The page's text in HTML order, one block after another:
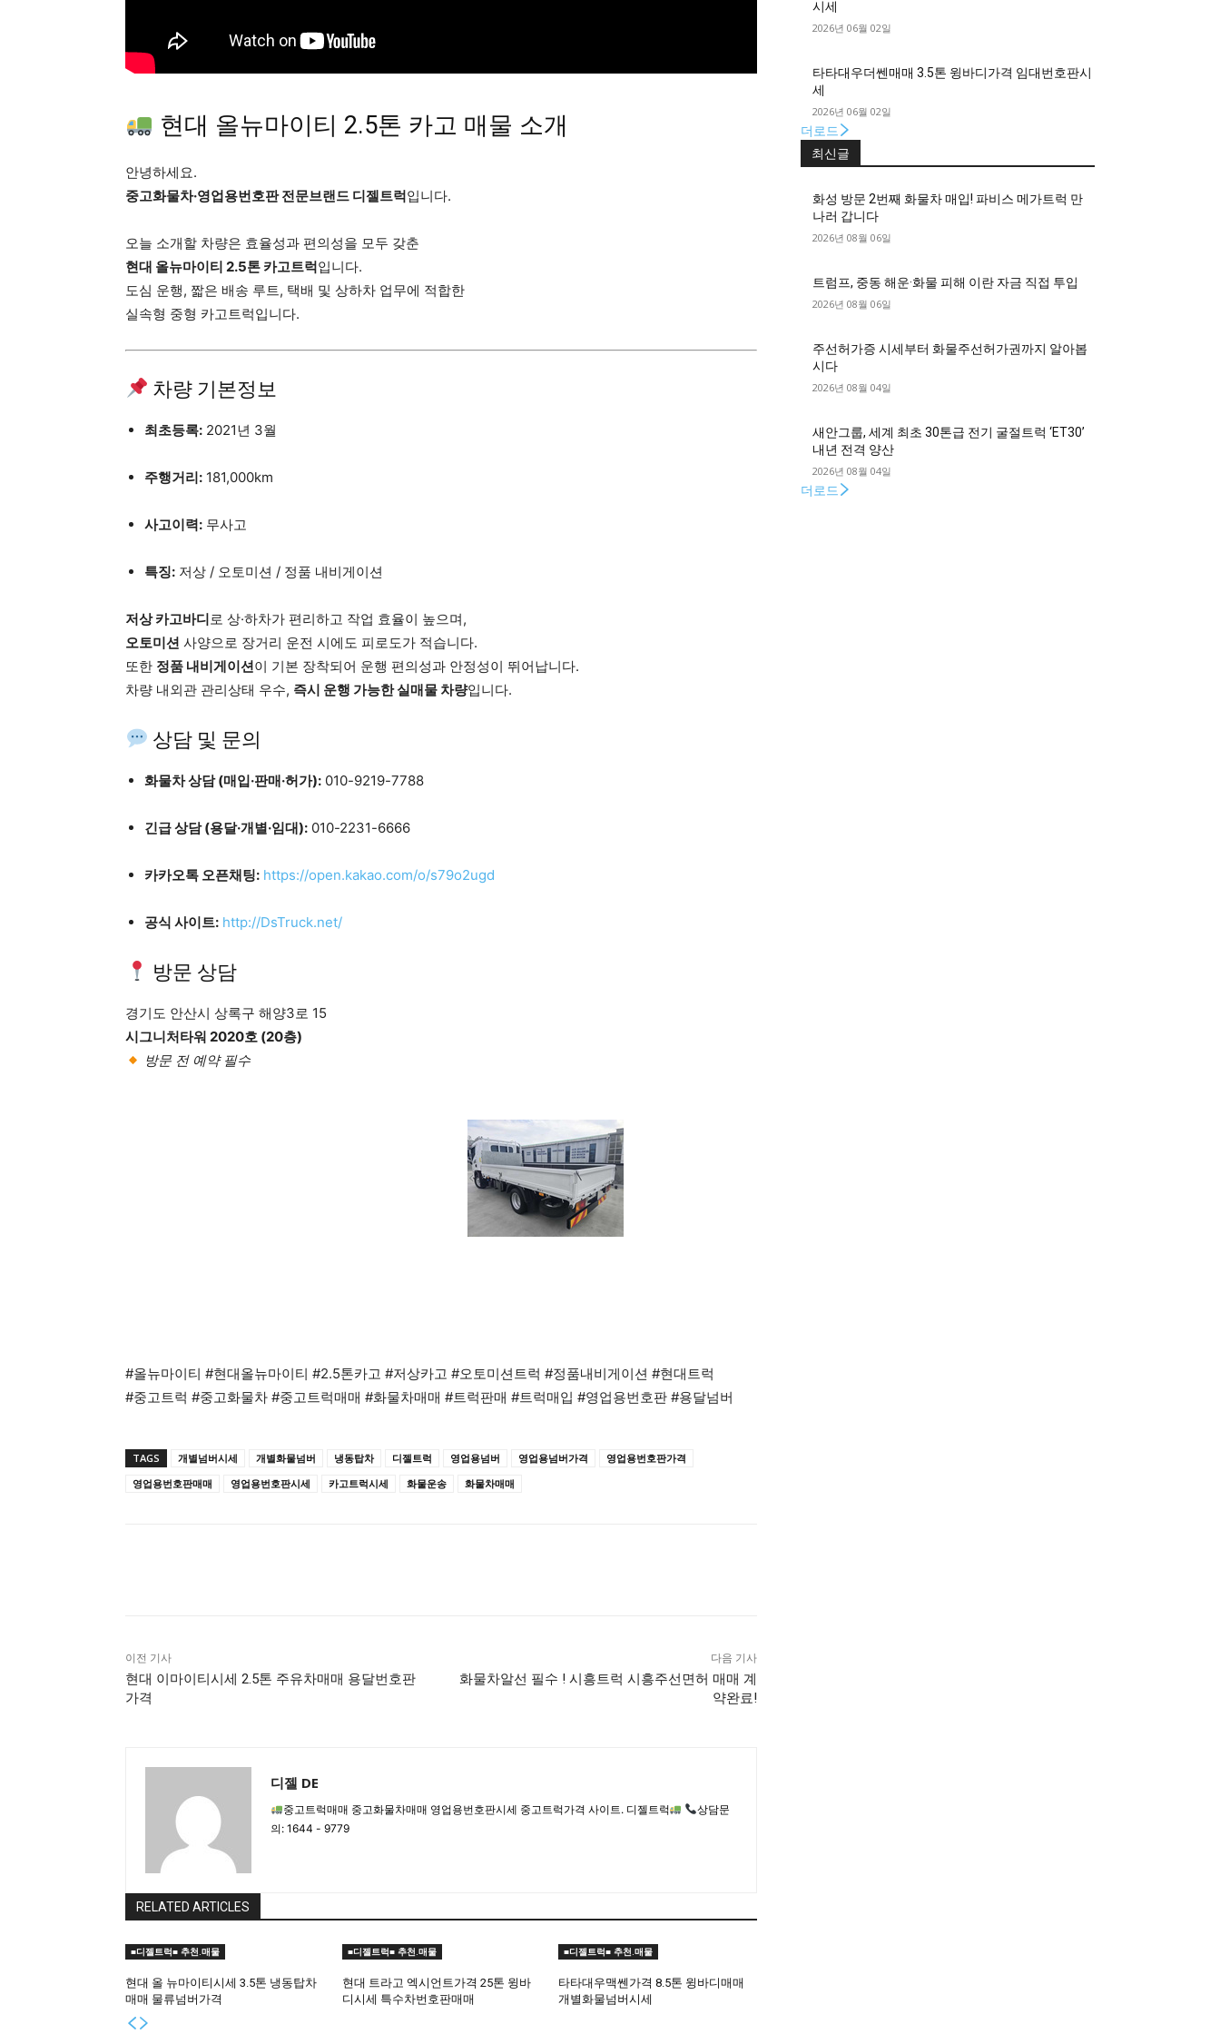
현대 올뉴마이티 2.5톤 카고 매물 소개
안녕하세요.
중고화물차·영업용번호판 전문브랜드 디젤트럭입니다.
오늘 소개할 차량은 효율성과 편의성을 모두 갖춘
현대 올뉴마이티 2.5톤 카고트럭입니다.
도심 운행, 짧은 배송 루트, 택배 및 상하차 업무에 적합한
실속형 중형 카고트럭입니다.
차량 기본정보
최초등록: 2021년 3월
주행거리: 181,000km
사고이력: 무사고
특징: 저상 / 오토미션 / 정품 내비게이션
저상 카고바디로 상·하차가 편리하고 작업 효율이 높으며,
오토미션 사양으로 장거리 운전 시에도 피로도가 적습니다.
또한 정품 내비게이션이 기본 장착되어 운행 편의성과 안정성이 뛰어납니다.
차량 내외관 관리상태 우수, 즉시 운행 가능한 실매물 차량입니다.
상담 및 문의
화물차 상담 (매입·판매·허가): 010-9219-7788
긴급 상담 (용달·개별·임대): 010-2231-6666
카카오톡 오픈채팅: https://open.kakao.com/o/s79o2ugd
공식 사이트: http://DsTruck.net/
방문 상담
경기도 안산시 상록구 해양3로 15
시그니처타워 2020호 (20층)
방문 전 예약 필수
#올뉴마이티 #현대올뉴마이티 #2.5톤카고 #저상카고 #오토미션트럭 #정품내비게이션 #현대트럭
#중고트럭 #중고화물차 #중고트럭매매 #화물차매매 #트럭판매 #트럭매입 #영업용번호판 #용달넘버
TAGS 개별넘버시세 개별화물넘버 냉동탑차 디젤트럭 영업용넘버 영업용넘버가격
영업용번호판가격
영업용번호판매매
영업용번호판시세 카고트럭시세 화물운송 화물차매매
이전 기사
현대 이마이티시세 2.5톤 주유차매매 용달번호판
가격
다음 기사
화물차알선 필수 ! 시흥트럭 시흥주선면허 매매 계
약완료!
디젤 DE
중고트럭매매 중고화물차매매 영업용번호판시세 중고트럭가격 사이트. 디젤트럭
상담문
의: 1644 - 9779
RELATED ARTICLES
■디젤트럭■ 추천.매물
현대 올 뉴마이티시세 3.5톤 냉동탑차
매매 물류넘버가격
■디젤트럭■ 추천.매물
현대 트라고 엑시언트가격 25톤 윙바
디시세 특수차번호판매매
■디젤트럭■ 추천.매물
타타대우맥쎈가격 8.5톤 윙바디매매
개별화물넘버시세
시세
2026년 06월 02일
타타대우더쎈매매 3.5톤 윙바디가격 임대번호판시
세
2026년 06월 02일
더로드
최신글
화성 방문 2번째 화물차 매입! 파비스 메가트럭 만
나러 갑니다
2026년 08월 06일
트럼프, 중동 해운·화물 피해 이란 자금 직접 투입
2026년 08월 06일
주선허가증 시세부터 화물주선허가권까지 알아봅
시다
2026년 08월 04일
새안그룹, 세계 최초 30톤급 전기 굴절트럭 ‘ET30’
내년 전격 양산
2026년 08월 04일
더로드